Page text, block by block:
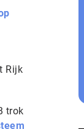
Rijk
trok